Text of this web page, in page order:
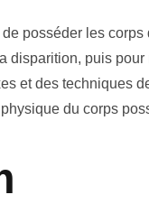
posséder les corps
disparition, puis
et des techniques
du corps